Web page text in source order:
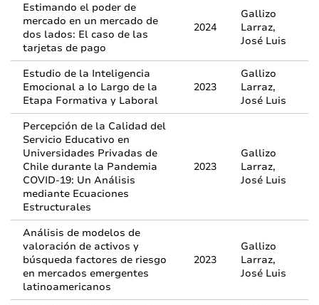
Estimando el poder de
mercado en un mercado de
dos lados: El caso de las
tarjetas de pago
2024
Gallizo
Larraz,
José Luis
Estudio de la Inteligencia
Emocional a lo Largo de la
Etapa Formativa y Laboral
2023
Gallizo
Larraz,
José Luis
Percepción de la Calidad del
Servicio Educativo en
Universidades Privadas de
Chile durante la Pandemia
COVID-19: Un Análisis
mediante Ecuaciones
Estructurales
2023
Gallizo
Larraz,
José Luis
Análisis de modelos de
valoración de activos y
búsqueda factores de riesgo
en mercados emergentes
latinoamericanos
2023
Gallizo
Larraz,
José Luis